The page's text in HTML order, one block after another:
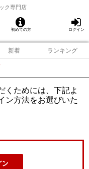
ク専門店
初めての方 ログイン
新着 ランキング
くためには、下記よ
ン方法をお選びいた